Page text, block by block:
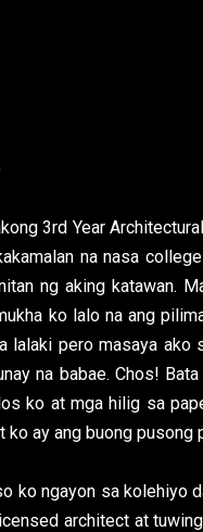
3rd Year
na nasa
ng aking katawan.
ko lalo na ang
lalaki pero masaya ako
na babae. Chos!
ko at mga hilig sa
ko ay ang buong pusong
ko ngayon sa kolehiyo
architect at